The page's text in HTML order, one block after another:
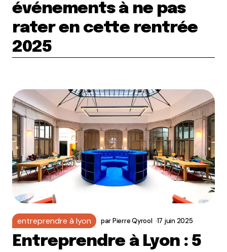
événements à ne pas
rater en cette rentrée
2025
entreprendre à lyon parPierre Qyrool 17 juin 2025
Entreprendre à Lyon : 5